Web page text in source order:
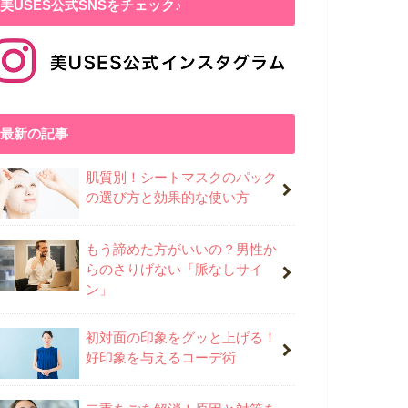
美USES公式SNSをチェック♪
最新の記事
肌質別！シートマスクのパック
の選び方と効果的な使い方
もう諦めた方がいいの？男性か
らのさりげない「脈なしサイ
ン」
初対面の印象をグッと上げる！
好印象を与えるコーデ術